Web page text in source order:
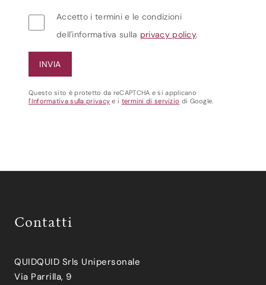
Accetto i termini e le condizioni
dell'informativa sulla privacy policy.
Questo sito è protetto da reCAPTCHA e si applicano
l'Informativa sulla privacy e i termini di servizio di Google.
Contatti
QUIDQUID Srls Unipersonale
Via Parrilla, 9